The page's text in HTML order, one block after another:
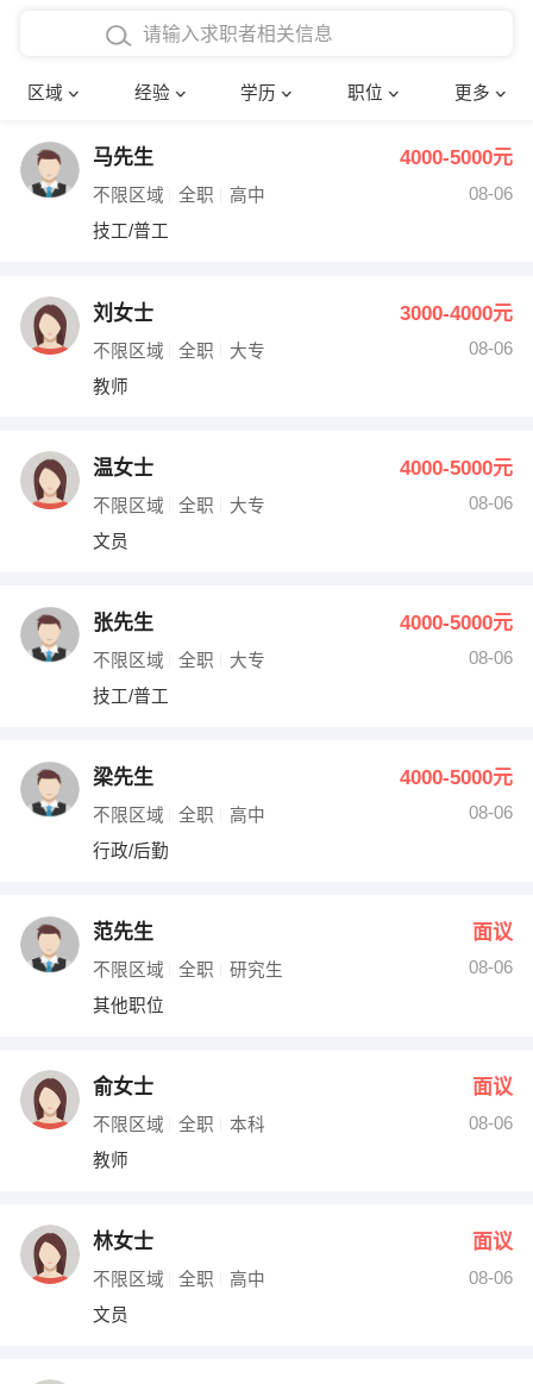
区域 经验 学历 职位 更多
在校学生工作经验
四年以上工作经验
五年以上工作经验
博士
文员 护士
财务会计
网络IT
收银员
水电/机修
编辑 法律
其他职位
确定
马先生 4000-5000元
不限区域 全职 高中
08-06
技工/普工
刘女士 3000-4000元
不限区域 全职 大专
08-06
教师
温女士 4000-5000元
不限区域 全职 大专
08-06
文员
张先生 4000-5000元
不限区域 全职 大专
08-06
技工/普工
梁先生 4000-5000元
不限区域 全职 高中
08-06
行政/后勤
范先生 面议
不限区域 全职 研究生
08-06
其他职位
俞女士 面议
不限区域 全职 本科
08-06
教师
林女士 面议
不限区域 全职 高中
08-06
文员